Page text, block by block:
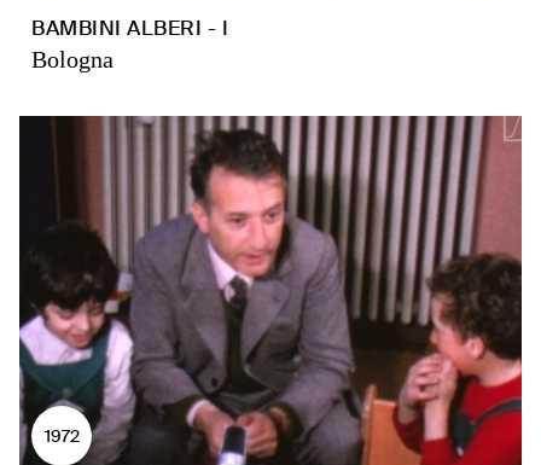
BAMBINI ALBERI - I
Bologna
1972